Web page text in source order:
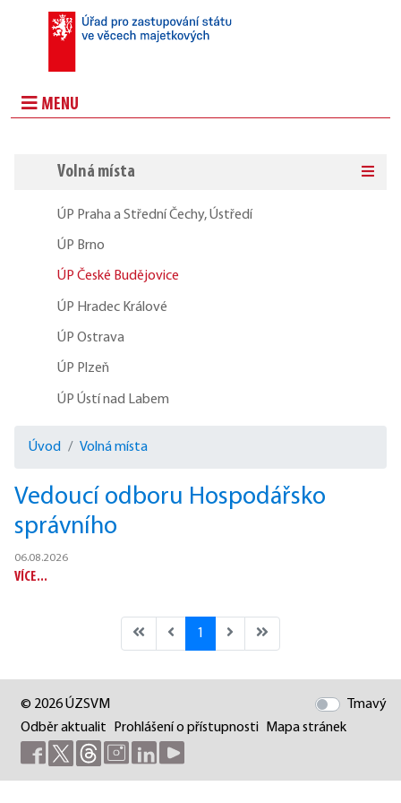
MENU
Volná místa
ÚP Praha a Střední Čechy, Ústředí
ÚP Brno
ÚP České Budějovice
ÚP Hradec Králové
ÚP Ostrava
ÚP Plzeň
ÚP Ústí nad Labem
Úvod Volná místa
Vedoucí odboru Hospodářsko
správního
06.08.2026
VÍCE...
1
Tmavý
© 2026 ÚZSVM
Odběr aktualit
Prohlášení o přístupnosti Mapa stránek